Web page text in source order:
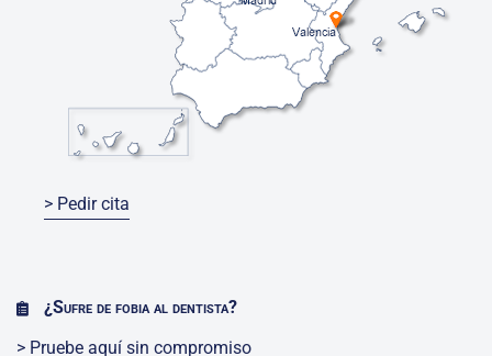
> Pedir cita
¿Sufre de fobia al dentista?
> Pruebe aquí sin compromiso